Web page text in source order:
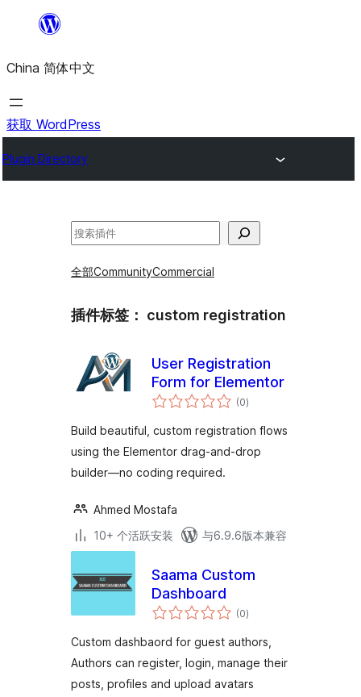
内
容
China 简体中文
获取 WordPress
Plugin Directory
搜
全部CommunityCommercial
插件标签： custom registration
User Registration
Form for Elementor
(0总
评)
Build beautiful, custom registration flows
using the Elementor drag-and-drop
builder—no coding required.
Ahmed Mostafa
10+ 个活跃安装
与6.9.6版本兼容
Saama Custom
Dashboard
(0总
评)
Custom dashbaord for guest authors,
Authors can register, login, manage their
posts, profiles and upload avatars